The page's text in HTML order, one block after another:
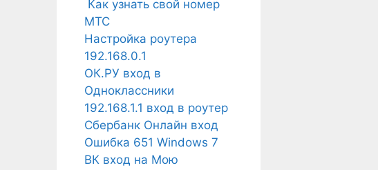
Как узнать свой номер
МТС
Настройка роутера
192.168.0.1
ОК.РУ вход в
Одноклассники
192.168.1.1 вход в роутер
Сбербанк Онлайн вход
Ошибка 651 Windows 7
ВК вход на Мою